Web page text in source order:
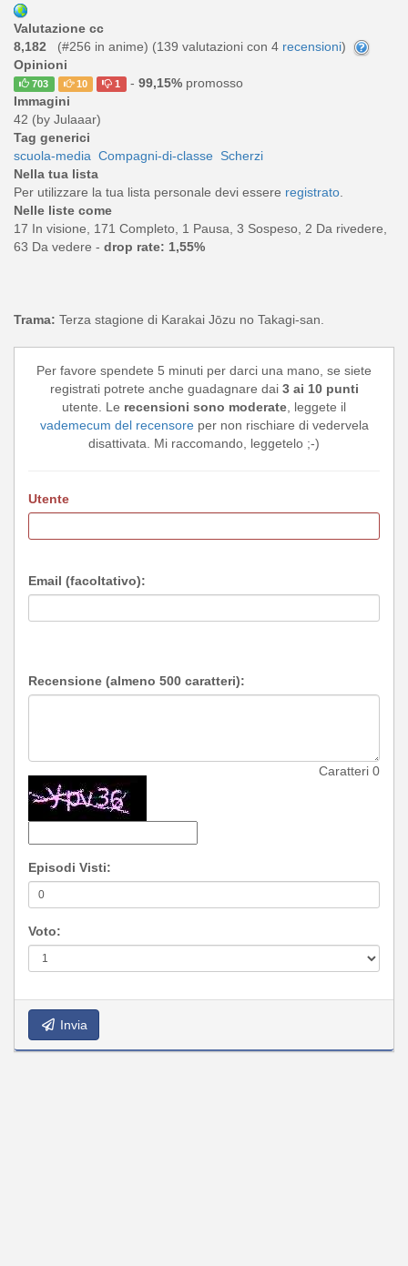
Valutazione cc
8,182
(#256 in anime) (139 valutazioni con 4 recensioni)
Opinioni
703 10 1 - 99,15%promosso
Immagini
42 (by Julaaar)
Tag generici
scuola-media Compagni-di-classe Scherzi
Nella tua lista
Per utilizzare la tua lista personale devi essere registrato.
Nelle liste come
17 In visione, 171 Completo, 1 Pausa, 3 Sospeso, 2 Da rivedere,
63 Da vedere - drop rate: 1,55%
Trama: Terza stagione di Karakai Jōzu no Takagi-san.
Per favore spendete 5 minuti per darci una mano, se siete
registrati potrete anche guadagnare dai 3 ai 10 punti
utente. Le recensioni sono moderate, leggete il
vademecum del recensoreper non rischiare di vedervela
disattivata. Mi raccomando, leggetelo ;-)
Utente
Email (facoltativo):
Recensione (almeno 500 caratteri):
Caratteri 0
Episodi Visti:
Voto:
Invia